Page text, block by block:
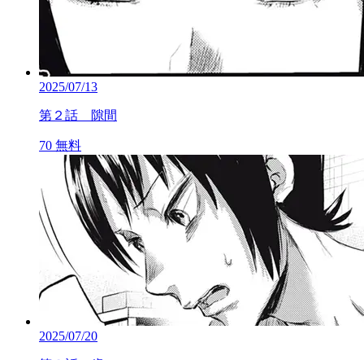
2025/07/13
第２話 隙間
70 無料
2025/07/20